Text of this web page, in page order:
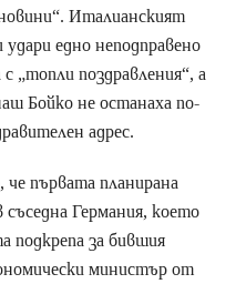
Италианският
едно неподправено
„топли поздравления“, а
Бойко не останаха по-
адрес.
първата планирана
Германия, което
подкрепа за бившия
министър от